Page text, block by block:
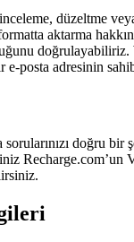
düzeltme
aktarma
e-posta adresinin
doğru bir